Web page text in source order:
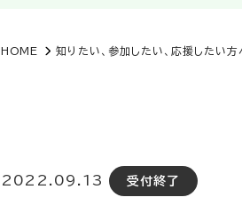
HOME 知りたい、参加したい、応援したい方
2022.09.13 受付終了